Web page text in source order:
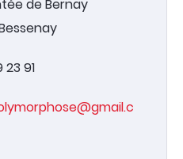
de Bernay
23 91